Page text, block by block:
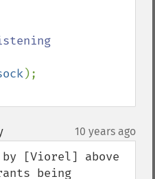
¶ 10 years ago
by [Viorel] above
being